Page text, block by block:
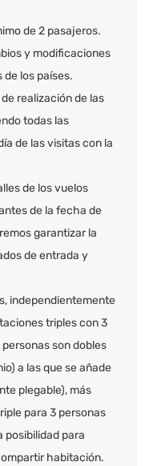
de 2 pasajeros.
y modificaciones
de los países.
realización de las
todas las
de las visitas con la
de los vuelos
de la fecha de
garantizar la
de entrada y
independientemente
triples con 3
son dobles
a las que se añade
plegable), más
para 3 personas
posibilidad para
habitación.